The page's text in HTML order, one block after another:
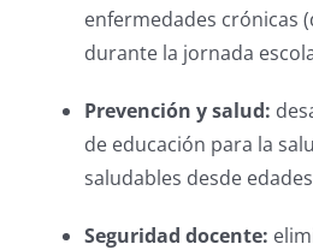
enfermedades crónicas
durante la jornada
Prevención y salud:
de educación para la
saludables desde
Seguridad docente: